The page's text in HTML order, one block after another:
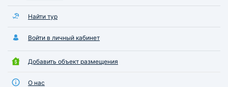
Найти тур
Войти в личный кабинет
Добавить объект размещения
О нас